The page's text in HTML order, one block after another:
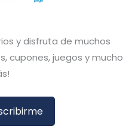
y disfruta de muchos
cupones, juegos y mucho